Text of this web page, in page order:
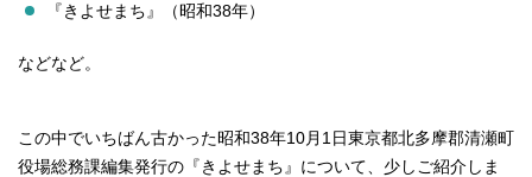
『きよせまち』（昭和38年）
などなど。
この中でいちばん古かった昭和38年10月1日東京都北多摩郡清瀬町
役場総務課編集発行の『きよせまち』について、少しご紹介しま